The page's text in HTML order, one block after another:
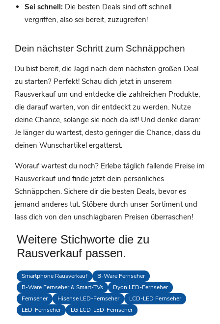
Sei schnell: Die besten Deals sind oft schnell
vergriffen, also sei bereit, zuzugreifen!
Dein nächster Schritt zum Schnäppchen
Du bist bereit, die Jagd nach dem nächsten großen Deal
zu starten? Perfekt! Schau dich jetzt in unserem
Rausverkauf um und entdecke die zahlreichen Produkte,
die darauf warten, von dir entdeckt zu werden. Nutze
deine Chance, solange sie noch da ist! Und denke daran:
Je länger du wartest, desto geringer die Chance, dass du
deinen Wunschartikel ergatterst.
Worauf wartest du noch? Erlebe täglich fallende Preise im
Rausverkauf und finde jetzt dein persönliches
Schnäppchen. Sichere dir die besten Deals, bevor es
jemand anderes tut. Stöbere durch unser Sortiment und
lass dich von den unschlagbaren Preisen überraschen!
Weitere Stichworte die zu
Rausverkauf passen.
Smartphone Rausverkauf
B-Ware Fernseher
B-Ware Fernseher & Smart-TVs
Dyon LED-Fernseher
Fernseher
Hisense LED-Fernseher
LCD-LED Fernseher
LED-Fernseher
LG LCD-LED-Fernseher